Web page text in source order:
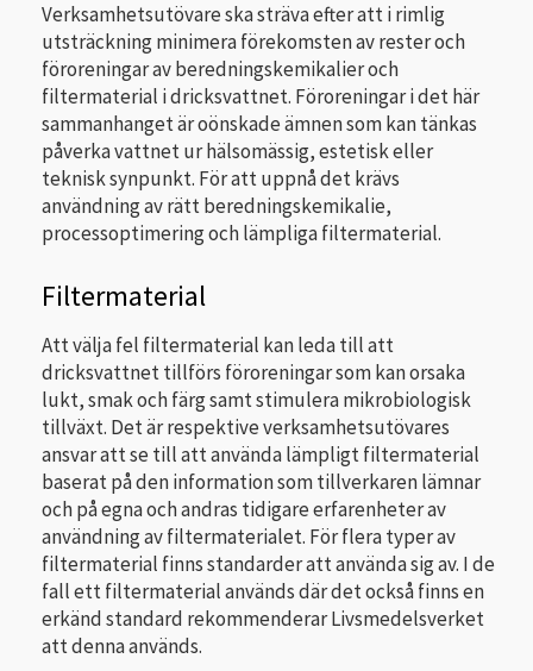
Verksamhetsutövare ska sträva efter att i rimlig
utsträckning minimera förekomsten av rester och
föroreningar av beredningskemikalier och
filtermaterial i dricksvattnet. Föroreningar i det här
sammanhanget är oönskade ämnen som kan tänkas
påverka vattnet ur hälsomässig, estetisk eller
teknisk synpunkt. För att uppnå det krävs
användning av rätt beredningskemikalie,
processoptimering och lämpliga filtermaterial.
Filtermaterial
Att välja fel filtermaterial kan leda till att
dricksvattnet tillförs föroreningar som kan orsaka
lukt, smak och färg samt stimulera mikrobiologisk
tillväxt. Det är respektive verksamhetsutövares
ansvar att se till att använda lämpligt filtermaterial
baserat på den information som tillverkaren lämnar
och på egna och andras tidigare erfarenheter av
användning av filtermaterialet. För flera typer av
filtermaterial finns standarder att använda sig av. I de
fall ett filtermaterial används där det också finns en
erkänd standard rekommenderar Livsmedelsverket
att denna används.